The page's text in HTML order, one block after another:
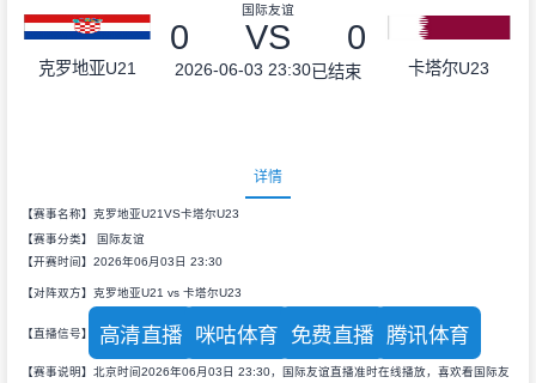
克罗地亚U21
国际友谊
0 VS 0
2026-06-03 23:30已结束 卡塔尔U23
详情
【赛事名称】克罗地亚U21VS卡塔尔U23
【赛事分类】 国际友谊
【开赛时间】2026年06月03日 23:30
【对阵双方】克罗地亚U21 vs 卡塔尔U23
【直播信号】 高清直播 咪咕体育 免费直播 腾讯体育
【赛事说明】北京时间2026年06月03日 23:30，国际友谊直播准时在线播放，喜欢看国际友